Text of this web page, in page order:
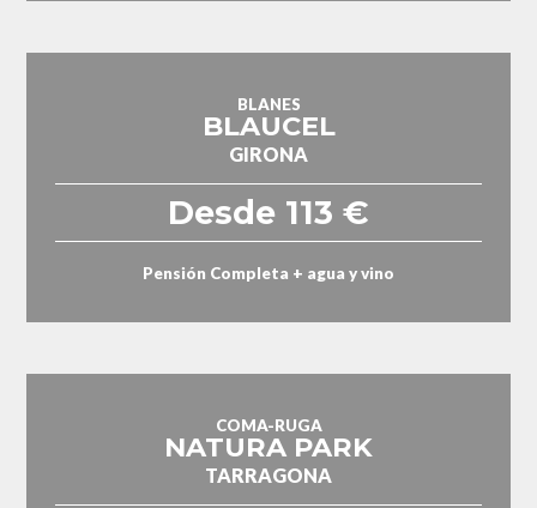
BLANES
BLAUCEL
GIRONA
Desde 113 €
Pensión Completa + agua y vino
COMA-RUGA
NATURA PARK
TARRAGONA